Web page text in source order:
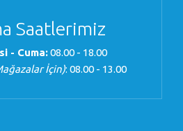
Saatlerimiz
- Cuma:08.00 - 18.00
İçin): 08.00 - 13.00